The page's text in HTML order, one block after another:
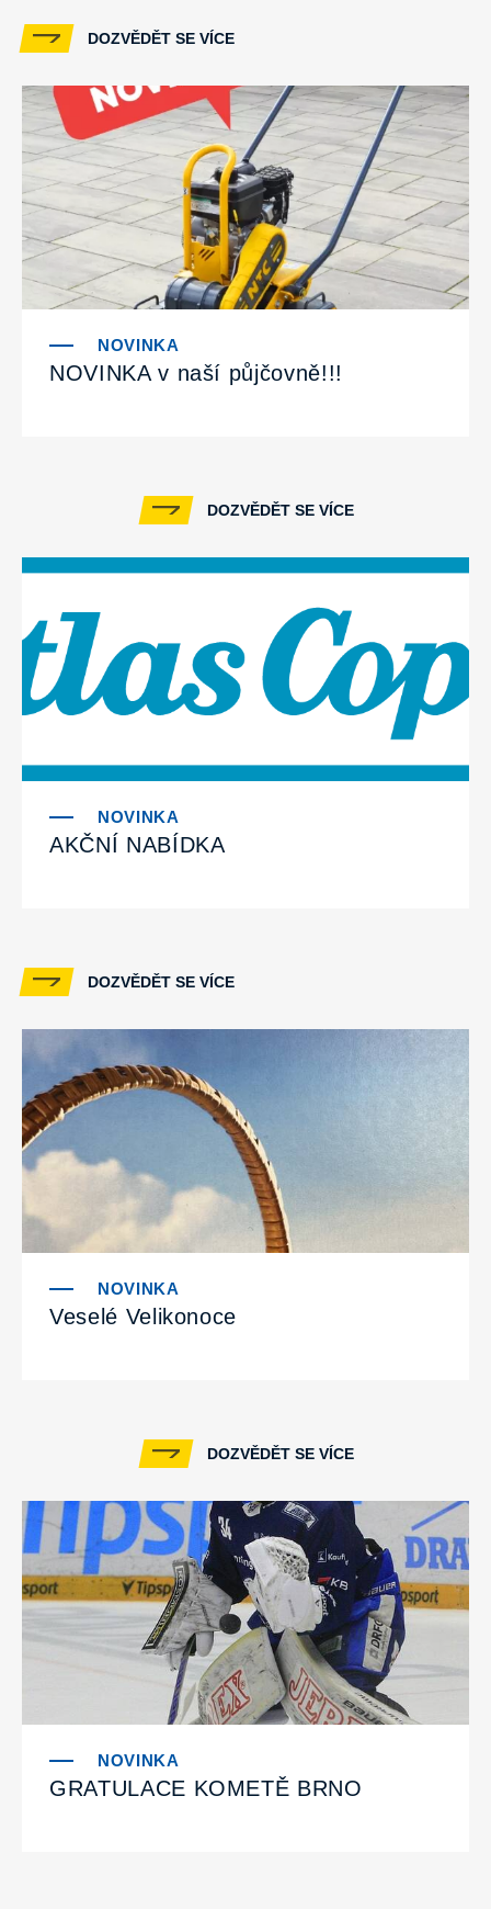
DOZVĚDĚT SE VÍCE
NOVINKA v naší půjčovně!!!
DOZVĚDĚT SE VÍCE
AKČNÍ NABÍDKA
DOZVĚDĚT SE VÍCE
Veselé Velikonoce
DOZVĚDĚT SE VÍCE
GRATULACE KOMETĚ BRNO